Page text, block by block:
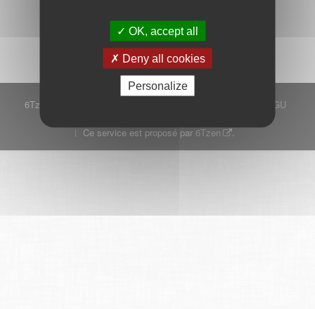
OK, accept all
Deny all cookies
Personalize
Démarrer
6Tzen ©2015 - Tous droits réservés
CGU
Ce service est proposé par6Tzen .